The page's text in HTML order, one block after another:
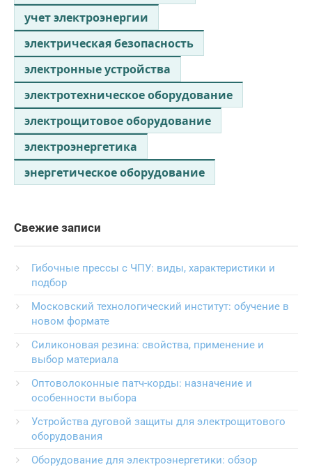
учет электроэнергии
электрическая безопасность
электронные устройства
электротехническое оборудование
электрощитовое оборудование
электроэнергетика
энергетическое оборудование
Свежие записи
Гибочные прессы с ЧПУ: виды, характеристики и
подбор
Московский технологический институт: обучение в
новом формате
Силиконовая резина: свойства, применение и
выбор материала
Оптоволоконные патч-корды: назначение и
особенности выбора
Устройства дуговой защиты для электрощитового
оборудования
Оборудование для электроэнергетики: обзор